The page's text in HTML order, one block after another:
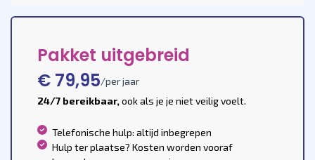
Pakket uitgebreid
€ 79,95/per jaar
24/7 bereikbaar, ook als je je niet veilig voelt.
Telefonische hulp: altijd inbegrepen
Hulp ter plaatse? Kosten worden vooraf